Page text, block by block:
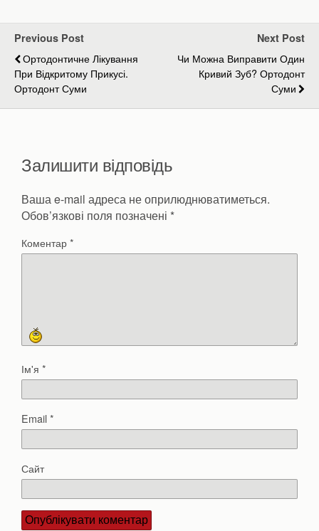
Previous Post
Ортодонтичне Лікування
При Відкритому Прикусі.
Ортодонт Суми
Next Post
Чи Можна Виправити Один
Кривий Зуб? Ортодонт
Суми
Залишити відповідь
Ваша e-mail адреса не оприлюднюватиметься.
Обов’язкові поля позначені *
Коментар*
Ім'я *
Email*
Сайт